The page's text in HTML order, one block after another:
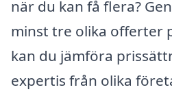
när du kan få flera?
minst tre olika offerter
kan du jämföra
expertis från olika